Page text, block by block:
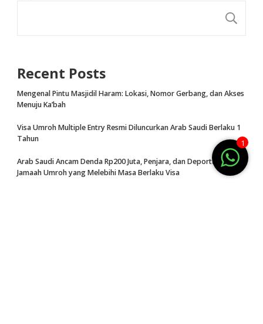
Recent Posts
Mengenal Pintu Masjidil Haram: Lokasi, Nomor Gerbang, dan Akses
Menuju Ka’bah
Visa Umroh Multiple Entry Resmi Diluncurkan Arab Saudi Berlaku 1
Tahun
Arab Saudi Ancam Denda Rp200 Juta, Penjara, dan Deportasi bagi
Jamaah Umroh yang Melebihi Masa Berlaku Visa
1